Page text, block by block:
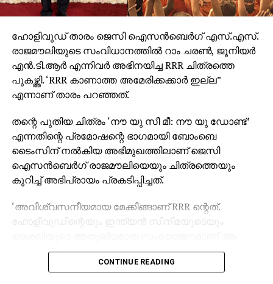
ഹോളിവുഡ് താരം ജെസി ഐസന്‍ബെര്‍ഗ് എസ്.എസ്.
രാജമൗലിയുടെ സംവിധാനത്തില്‍ റാം ചരണ്‍, ജൂനിയര്‍
എന്‍.ടി.ആര്‍ എന്നിവര്‍ അഭിനയിച്ച RRR ചിത്രത്തെ
പുകഴ്ത്തി. ‘RRR കാണാത്ത അമേരിക്കക്കാര്‍ ഇല്ല”
എന്നാണ് താരം പറഞ്ഞത്.
തന്റെ പുതിയ ചിത്രം ‘നൗ യു സീ മീ: നൗ യു ഡോണ്ട്’
എന്നതിന്റെ പ്രമോഷന്റെ ഭാഗമായി ബോംബെ
ടൈംസിന് നല്‍കിയ അഭിമുഖത്തിലാണ് ജെസി
ഐസന്‍ബെര്‍ഗ് രാജമൗലിയെയും ചിത്രത്തെയും
കുറിച്ച് അഭിപ്രായം പ്രകടിപ്പിച്ചത്.
‘അവിശ്വസനീയമായ മേക്കിങ്ങാണ് RRR ന്റെത്.
ഹോളിവുഡിന്റെയും ഇന്ത്യന്‍ സിനിമയുടെയും
ചിത്രം. RRR കാണാത്ത അമേരിക്കക്കാര്‍ ഇല്ലെന്നതാണ്
എന്റെ വിശ്വാസം,” – ജെസി ഐസന്‍ബെര്‍ഗ് പറഞ്ഞു.
CONTINUE READING